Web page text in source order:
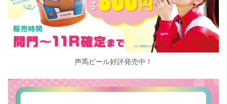
声馬ビール好評発売中！